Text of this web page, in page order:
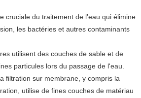
cruciale du traitement de l’eau qui élimine
les bactéries et autres contaminants
utilisent des couches de sable et de
particules lors du passage de l'eau.
filtration sur membrane, y compris la
utilise de fines couches de matériau